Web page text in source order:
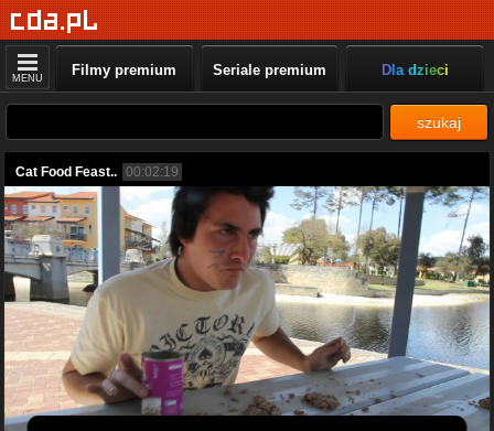
MENU Filmy premium Seriale premium Dla dzieci
szukaj
Cat Food Feast.. 00:02:19